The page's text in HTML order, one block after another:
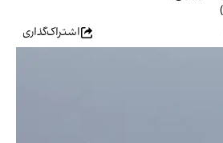
اشتراک‌گذاری